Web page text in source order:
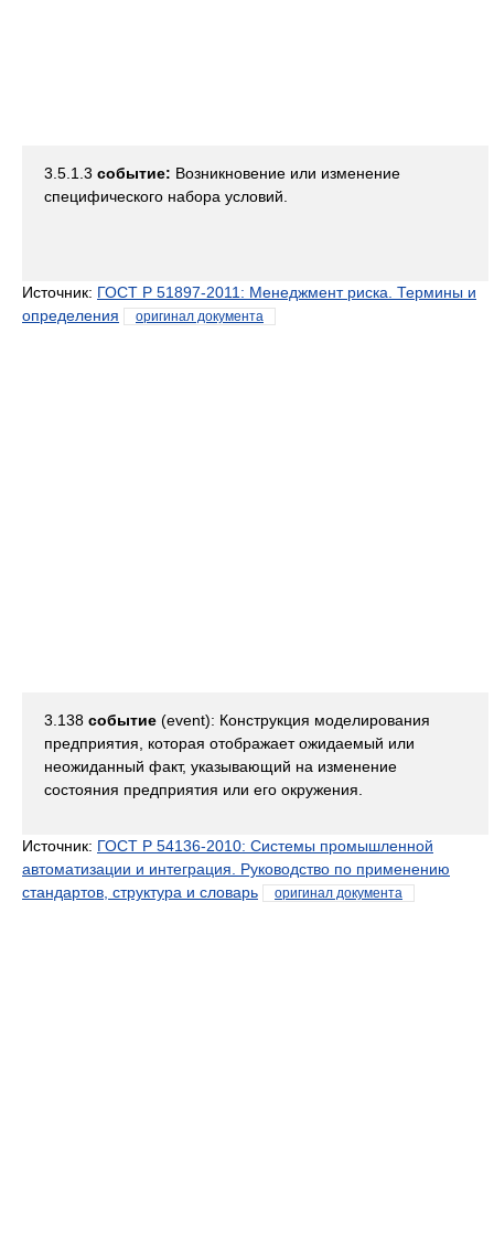
3.5.1.3 событие: Возникновение или изменение
специфического набора условий.
Источник: ГОСТ Р 51897-2011: Менеджмент риска. Термины и
определения
оригинал документа
3.138 событие (event): Конструкция моделирования
предприятия, которая отображает ожидаемый или
неожиданный факт, указывающий на изменение
состояния предприятия или его окружения.
Источник: ГОСТ Р 54136-2010: Системы промышленной
автоматизации и интеграция. Руководство по применению
стандартов, структура и словарь
оригинал документа